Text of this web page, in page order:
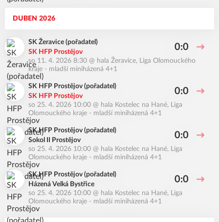
DUBEN 2026
SK Žeravice (pořadatel)
SK HFP Prostějov
0:0
so 11. 4. 2026 8:30 @ hala Žeravice, Liga Olomouckého
kraje - mladší miniházená 4+1
SK HFP Prostějov (pořadatel)
SK HFP Prostějov
0:0
so 25. 4. 2026 10:00 @ hala Kostelec na Hané, Liga
Olomouckého kraje - mladší miniházená 4+1
SK HFP Prostějov (pořadatel)
Sokol II Prostějov
0:0
so 25. 4. 2026 10:00 @ hala Kostelec na Hané, Liga
Olomouckého kraje - mladší miniházená 4+1
SK HFP Prostějov (pořadatel)
Házená Velká Bystřice
0:0
so 25. 4. 2026 10:00 @ hala Kostelec na Hané, Liga
Olomouckého kraje - mladší miniházená 4+1